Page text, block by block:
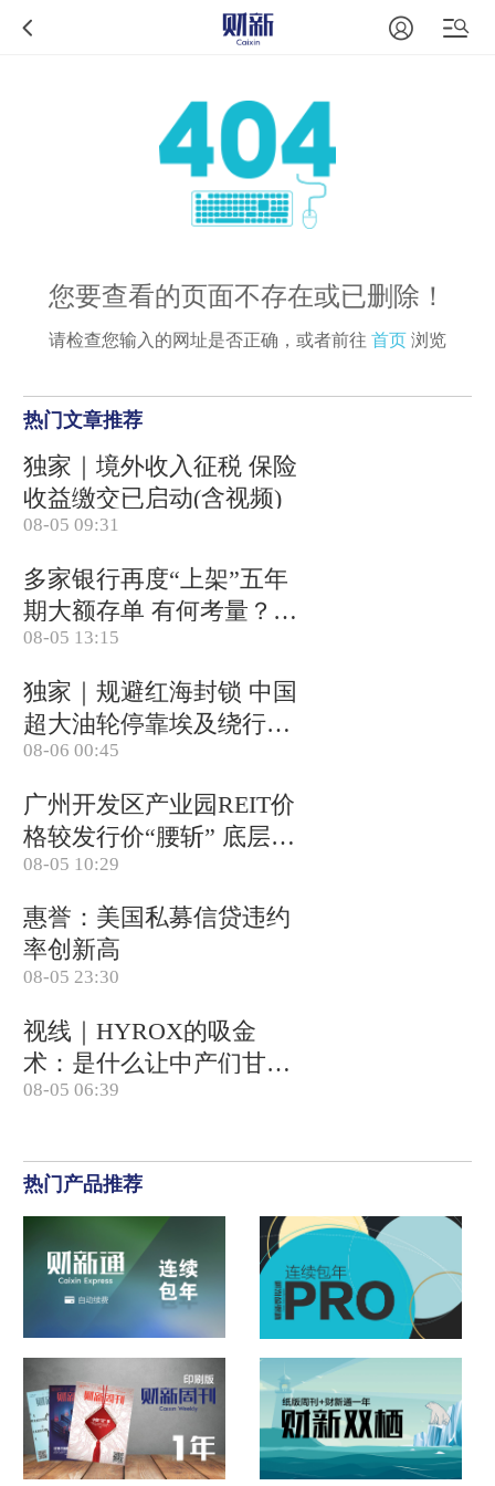
您要查看的页面不存在或已删除！
请检查您输入的网址是否正确，或者前往 首页 浏览
热门文章推荐
独家｜境外收入征税 保险
收益缴交已启动(含视频)
08-05 09:31
多家银行再度“上架”五年
期大额存单 有何考量？
(含视频)
08-05 13:15
独家｜规避红海封锁 中国
超大油轮停靠埃及绕行非
洲
08-06 00:45
广州开发区产业园REIT价
格较发行价“腰斩” 底层资
产出租率降至67%
08-05 10:29
惠誉：美国私募信贷违约
率创新高
08-05 23:30
视线｜HYROX的吸金
术：是什么让中产们甘
心“花钱找虐”？
08-05 06:39
热门产品推荐